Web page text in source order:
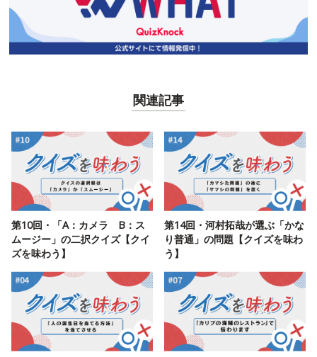
関連記事
第10回・「A：カメラ B：ス
ムージー」の二択クイズ【クイ
ズを味わう】
第14回・河村拓哉が選ぶ「かな
り普通」の問題【クイズを味わ
う】